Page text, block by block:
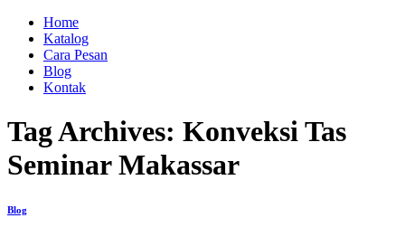
Home
Katalog
Cara Pesan
Blog
Kontak
Tag Archives: Konveksi Tas
Seminar Makassar
Blog